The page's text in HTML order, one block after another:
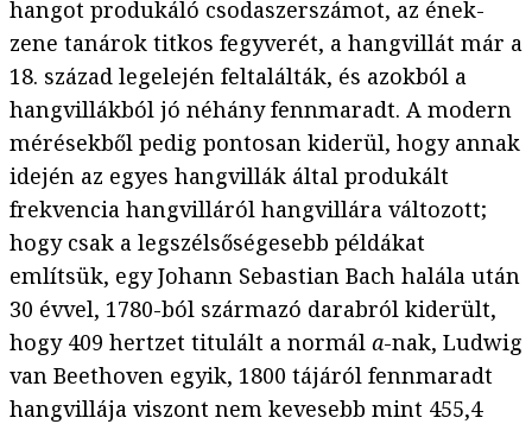
hangot produkáló csodaszerszámot, az ének-
zene tanárok titkos fegyverét, a hangvillát már a
18. század legelején feltalálták, és azokból a
hangvillákból jó néhány fennmaradt. A modern
mérésekből pedig pontosan kiderül, hogy annak
idején az egyes hangvillák által produkált
frekvencia hangvilláról hangvillára változott;
hogy csak a legszélsőségesebb példákat
említsük, egy Johann Sebastian Bach halála után
30 évvel, 1780-ból származó darabról kiderült,
hogy 409 hertzet titulált a normál a-nak, Ludwig
van Beethoven egyik, 1800 tájáról fennmaradt
hangvillája viszont nem kevesebb mint 455,4